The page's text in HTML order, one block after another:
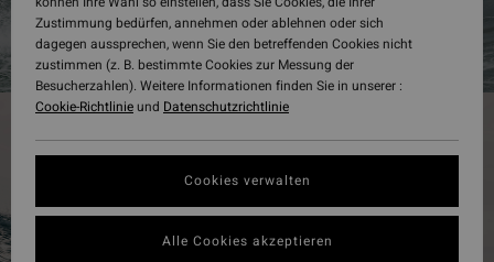
Jetzt Shoppen
Zustimmung bedürfen, annehmen oder ablehnen oder sich
dagegen aussprechen, wenn Sie den betreffenden Cookies nicht
zustimmen (z. B. bestimmte Cookies zur Messung der
Besucherzahlen). Weitere Informationen finden Sie in unserer :
Cookie-Richtlinieund Datenschutzrichtlinie
Cookies verwalten
Alle Cookies akzeptieren